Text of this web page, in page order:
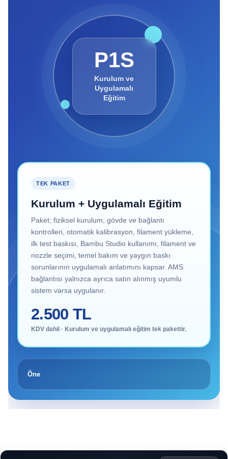
P1S
Kurulum ve
Uygulamalı
Eğitim
TEK PAKET
Kurulum + Uygulamalı Eğitim
Paket; fiziksel kurulum, gövde ve bağlantı
kontrolleri, otomatik kalibrasyon, filament yükleme,
ilk test baskısı, Bambu Studio kullanımı, filament ve
nozzle seçimi, temel bakım ve yaygın baskı
sorunlarının uygulamalı anlatımını kapsar. AMS
bağlantısı yalnızca ayrıca satın alınmış uyumlu
sistem varsa uygulanır.
2.500 TL
KDV dahil · Kurulum ve uygulamalı eğitim tek pakettir.
Öne